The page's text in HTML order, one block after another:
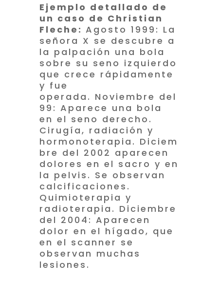
Ejemplo detallado de
un caso de Christian
Fleche: Agosto 1999: La
señora X se descubre a
la palpación una bola
sobre su seno izquierdo
que crece rápidamente
y fue
operada. Noviembre del
99: Aparece una bola
en el seno derecho.
Cirugía, radiación y
hormonoterapia. Diciem
bre del 2002 aparecen
dolores en el sacro y en
la pelvis. Se observan
calcificaciones.
Quimioterapia y
radioterapia. Diciembre
del 2004: Aparecen
dolor en el hígado, que
en el scanner se
observan muchas
lesiones.